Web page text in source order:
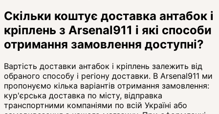
Скільки коштує доставка антабок і
кріплень з Arsenal911 і які способи
отримання замовлення доступні?
Вартість доставки антабок і кріплень залежить від
обраного способу і регіону доставки. В Arsenal911 ми
пропонуємо кілька варіантів отримання замовлення:
кур'єрська доставка по місту, відправка
транспортними компаніями по всій Україні або